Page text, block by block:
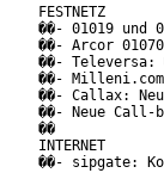
FESTNETZ
��- 01019 und
��- Arcor
��- Televersa:
��-
��- Callax:
��- Neue Call-
��
INTERNET
��- sipgate: